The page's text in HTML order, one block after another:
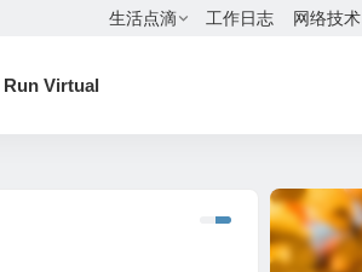
生活点滴 工作日志 网络技术
Run Virtual